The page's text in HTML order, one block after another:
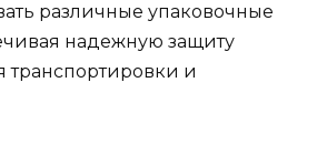
различные упаковочные
надежную защиту
транспортировки и